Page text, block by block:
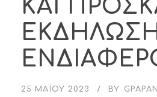
ΚΑΙ
25 ΜΑΪ́ΟΥ 2023 BY